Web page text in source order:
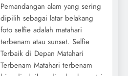
Pemandangan alam yang sering
dipilih sebagai latar belakang
foto selfie adalah matahari
terbenam atau sunset. Selfie
Terbaik di Depan Matahari
Terbenam Matahari terbenam